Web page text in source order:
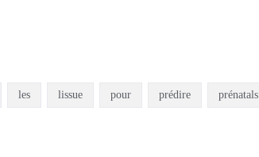
les lissue pour prédire prénatals